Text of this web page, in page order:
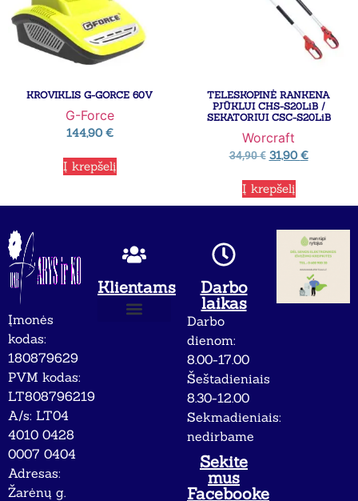
KROVIKLIS G-GORCE 60V
G-Force
144,90€
Į krepšelį
TELESKOPINĖ RANKENA
PJŪKLUI CHS-S20LiB /
SEKATORIUI CSC-S20LiB
Worcraft
34,90€ 31,90€
Į krepšelį
Įmonės
kodas:
180879629
PVM kodas:
LT808796219
A/s: LT04
4010 0428
0007 0404
Adresas:
Žarėnų g.
Klientams
Darbo
laikas
Darbo
dienom:
8.00-17.00
Šeštadieniais
8.30-12.00
Sekmadieniais:
nedirbame
Sekite
mus
Facebooke